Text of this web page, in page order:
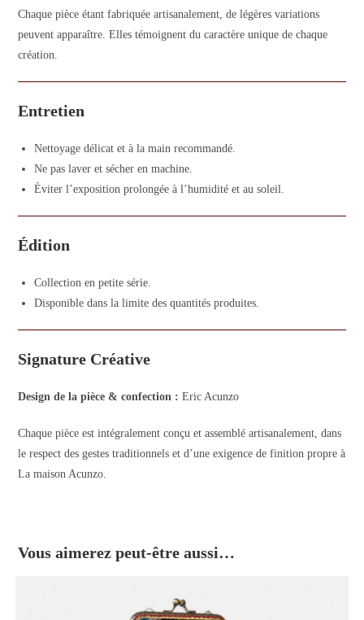
Chaque pièce étant fabriquée artisanalement, de légères variations
peuvent apparaître. Elles témoignent du caractère unique de chaque
création.
Entretien
Nettoyage délicat et à la main recommandé.
Ne pas laver et sécher en machine.
Éviter l’exposition prolongée à l’humidité et au soleil.
Édition
Collection en petite série.
Disponible dans la limite des quantités produites.
Signature Créative
Design de la pièce & confection : Eric Acunzo
Chaque pièce est intégralement conçu et assemblé artisanalement, dans
le respect des gestes traditionnels et d’une exigence de finition propre à
La maison Acunzo.
Vous aimerez peut-être aussi…